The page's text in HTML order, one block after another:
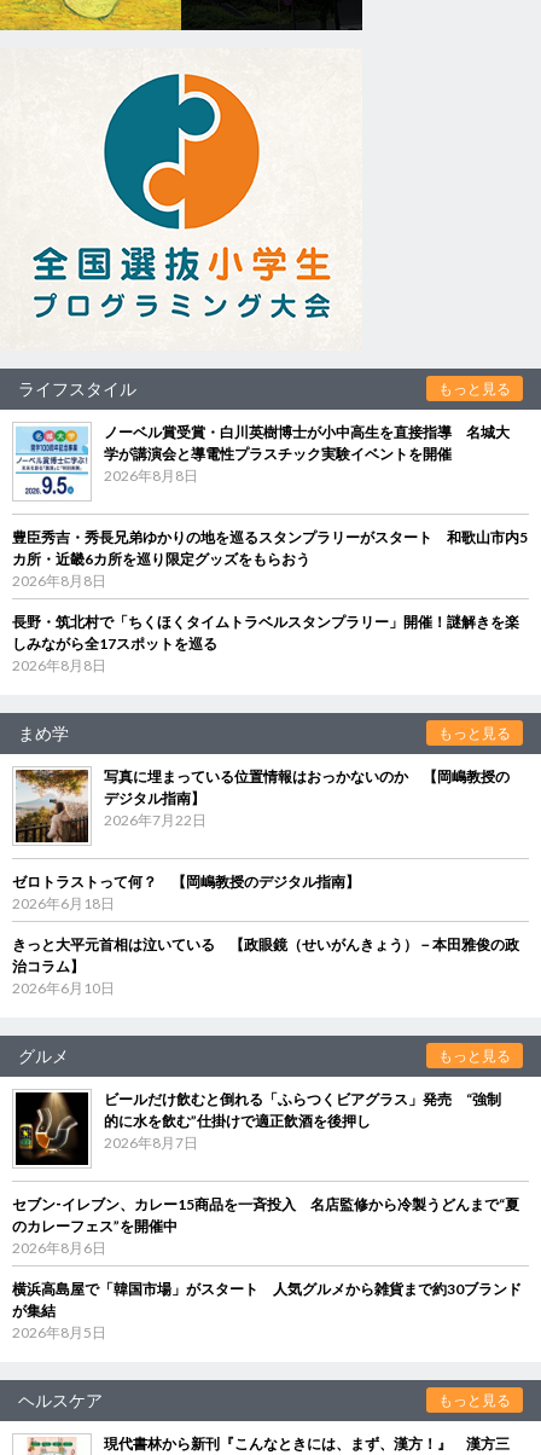
ライフスタイル もっと見る
ノーベル賞受賞・白川英樹博士が小中高生を直接指導 名城大
学が講演会と導電性プラスチック実験イベントを開催
2026年8月8日
豊臣秀吉・秀長兄弟ゆかりの地を巡るスタンプラリーがスタート 和歌山市内5
カ所・近畿6カ所を巡り限定グッズをもらおう
2026年8月8日
長野・筑北村で「ちくほくタイムトラベルスタンプラリー」開催！謎解きを楽
しみながら全17スポットを巡る
2026年8月8日
まめ学 もっと見る
写真に埋まっている位置情報はおっかないのか 【岡嶋教授の
デジタル指南】
2026年7月22日
ゼロトラストって何？ 【岡嶋教授のデジタル指南】
2026年6月18日
きっと大平元首相は泣いている 【政眼鏡（せいがんきょう）－本田雅俊の政
治コラム】
2026年6月10日
グルメ もっと見る
ビールだけ飲むと倒れる「ふらつくビアグラス」発売 “強制
的に水を飲む”仕掛けで適正飲酒を後押し
2026年8月7日
セブン‐イレブン、カレー15商品を一斉投入 名店監修から冷製うどんまで“夏
のカレーフェス”を開催中
2026年8月6日
横浜高島屋で「韓国市場」がスタート 人気グルメから雑貨まで約30ブランド
が集結
2026年8月5日
ヘルスケア もっと見る
現代書林から新刊『こんなときには、まず、漢方！』 漢方三